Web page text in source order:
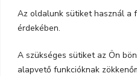
Az oldalunk sütiket használ a
érdekében.
A szükséges sütiket az Ön
alapvető funkcióknak
Cím: 3526 Miskolc, Szeles
Nyitvatartás:
Telefon:06-70-615-6771